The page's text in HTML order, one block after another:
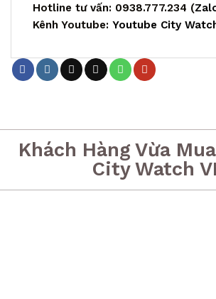
Hotline tư vấn: 0938.777.234 (
Kênh Youtube: Youtube City
Khách Hàng Vừa
City Watch